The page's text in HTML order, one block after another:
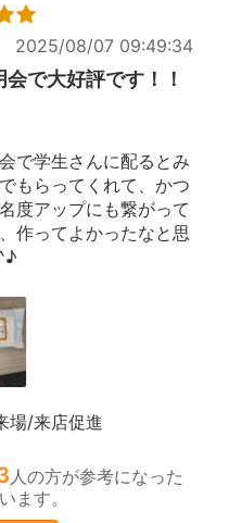
2025/08/07 09:49:34
で大好評です！！
で学生さんに配るとみ
もらってくれて、かつ
度アップにも繋がって
作ってよかったなと思
場/来店促進
人の方が参考になった
ます。